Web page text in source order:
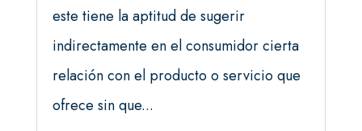
este tiene la aptitud de sugerir
indirectamente en el consumidor cierta
relación con el producto o servicio que
ofrece sin que...